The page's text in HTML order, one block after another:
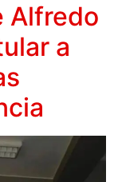
Alfredo
a